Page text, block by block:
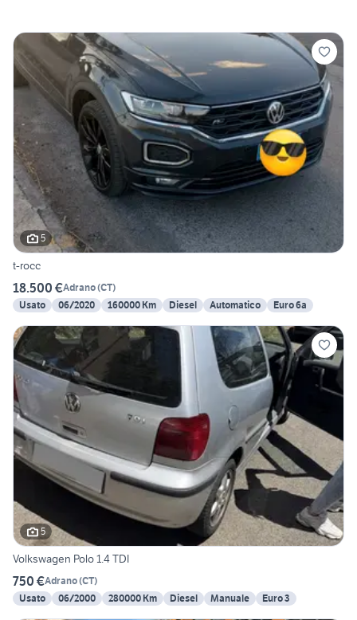
5
t-rocc
18.500 €Adrano(CT)
Usato
06/2020 160000 Km Diesel Automatico Euro 6a
5
Volkswagen Polo 1.4 TDI
750 €Adrano(CT)
Usato
06/2000 280000 Km Diesel Manuale Euro 3